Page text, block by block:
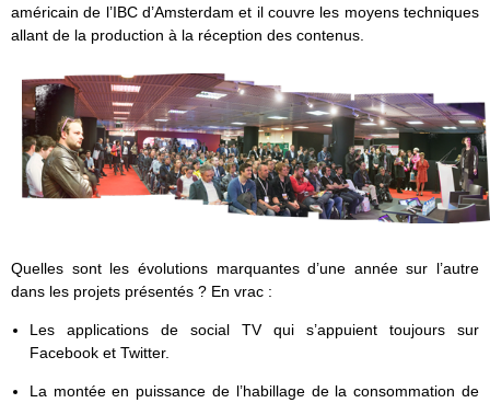
américain de l’IBC d’Amsterdam et il couvre les moyens techniques
allant de la production à la réception des contenus.
Quelles sont les évolutions marquantes d’une année sur l’autre
dans les projets présentés ? En vrac :
Les applications de social TV qui s’appuient toujours sur
Facebook et Twitter.
La montée en puissance de l’habillage de la consommation de